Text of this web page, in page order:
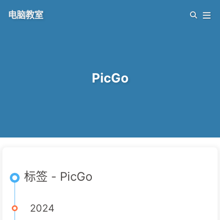
电脑教室
PicGo
标签 - PicGo
2024